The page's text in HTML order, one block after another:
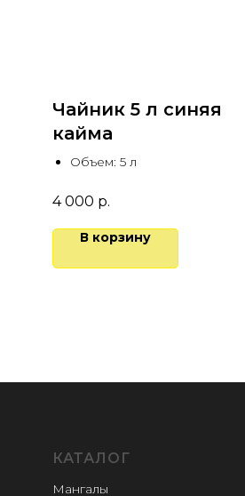
Чайник 5 л синяя
кайма
Объем: 5 л
4 000 р.
В корзину
КАТАЛОГ
Мангалы